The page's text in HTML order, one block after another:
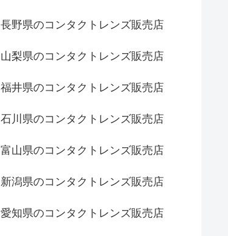
長野県のコンタクトレンズ販売店
山梨県のコンタクトレンズ販売店
福井県のコンタクトレンズ販売店
石川県のコンタクトレンズ販売店
富山県のコンタクトレンズ販売店
新潟県のコンタクトレンズ販売店
愛知県のコンタクトレンズ販売店